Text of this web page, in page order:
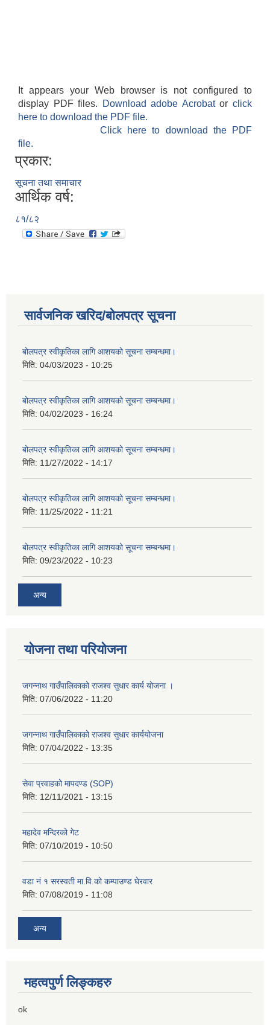
It appears your Web browser is not configured to
display PDF files.
Download adobe Acrobatorclick
here to download the PDF file.
Click here to download the PDF
file.
प्रकार:
सूचना तथा समाचार
आर्थिक वर्ष:
८१/८२
सार्वजनिक खरिद/बोलपत्र सूचना
बोलपत्र स्वीकृतिका लागि आशयको सूचना सम्बन्धमा।
मिति: 04/03/2023 - 10:25
बोलपत्र स्वीकृतिका लागि आशयको सूचना सम्बन्धमा।
मिति: 04/02/2023 - 16:24
बोलपत्र स्वीकृतिका लागि आशयको सूचना सम्बन्धमा।
मिति: 11/27/2022 - 14:17
बोलपत्र स्वीकृतिका लागि आशयको सूचना सम्बन्धमा।
मिति: 11/25/2022 - 11:21
बोलपत्र स्वीकृतिका लागि आशयको सूचना सम्बन्धमा।
मिति: 09/23/2022 - 10:23
अन्य
योजना तथा परियोजना
जगन्नाथ गाउँपालिकाको राजश्व सुधार कार्य योजना ।
मिति: 07/06/2022 - 11:20
जगन्नाथ गाउँपालिकाको राजश्व सुधार कार्ययोजना
मिति: 07/04/2022 - 13:35
सेवा प्रवाहको मापदण्ड (SOP)
मिति: 12/11/2021 - 13:15
महादेव मन्दिरको गेट
मिति: 07/10/2019 - 10:50
वडा नं १ सरस्वती मा.वि.काे कम्पाउण्ड घेरवार
मिति: 07/08/2019 - 11:08
अन्य
महत्वपुर्ण लिङ्कहरु
ok